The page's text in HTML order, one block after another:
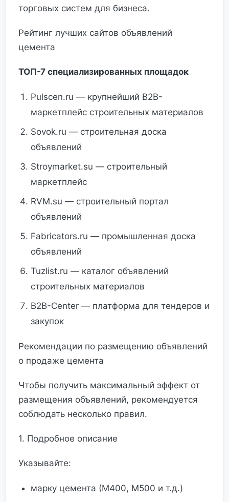
торговых систем для бизнеса.
Рейтинг лучших сайтов объявлений
цемента
ТОП-7 специализированных площадок
Pulscen.ru — крупнейший B2B-
маркетплейс строительных материалов
Sovok.ru — строительная доска
объявлений
Stroymarket.su — строительный
маркетплейс
RVM.su — строительный портал
объявлений
Fabricators.ru — промышленная доска
объявлений
Tuzlist.ru — каталог объявлений
строительных материалов
B2B-Center — платформа для тендеров и
закупок
Рекомендации по размещению объявлений
о продаже цемента
Чтобы получить максимальный эффект от
размещения объявлений, рекомендуется
соблюдать несколько правил.
1. Подробное описание
Указывайте:
марку цемента (М400, М500 и т.д.)